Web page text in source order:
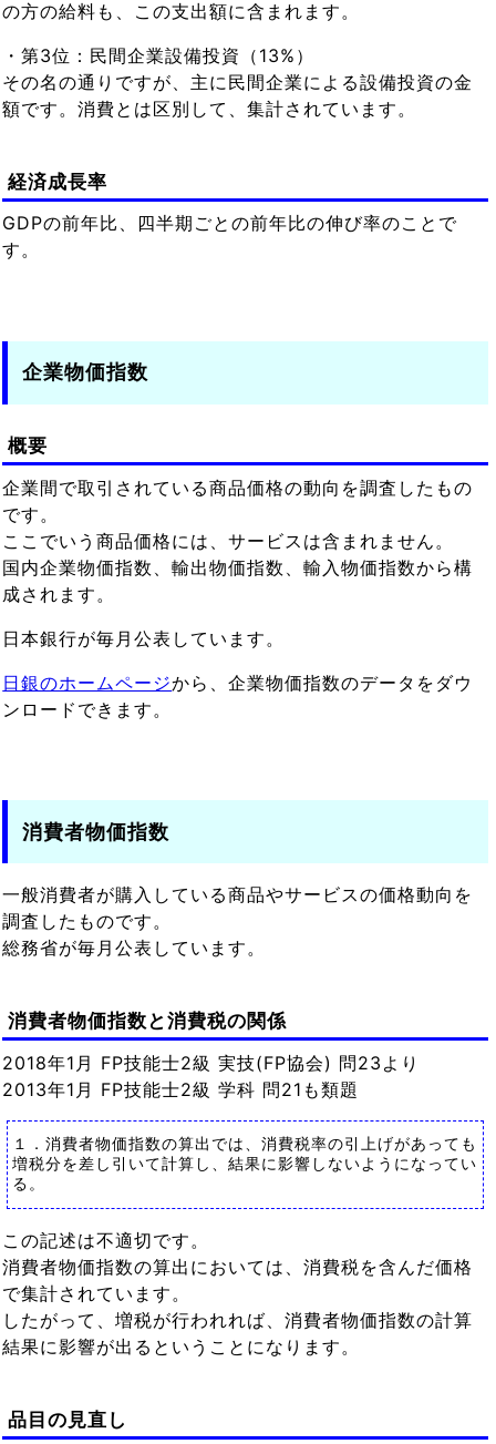
の方の給料も、この支出額に含まれます。
・第3位：民間企業設備投資（13%）
その名の通りですが、主に民間企業による設備投資の金
額です。消費とは区別して、集計されています。
経済成長率
GDPの前年比、四半期ごとの前年比の伸び率のことで
す。
企業物価指数
概要
企業間で取引されている商品価格の動向を調査したもの
です。
ここでいう商品価格には、サービスは含まれません。
国内企業物価指数、輸出物価指数、輸入物価指数から構
成されます。
日本銀行が毎月公表しています。
日銀のホームページから、企業物価指数のデータをダウ
ンロードできます。
消費者物価指数
一般消費者が購入している商品やサービスの価格動向を
調査したものです。
総務省が毎月公表しています。
消費者物価指数と消費税の関係
2018年1月 FP技能士2級 実技(FP協会) 問23より
2013年1月 FP技能士2級 学科 問21も類題
１．消費者物価指数の算出では、消費税率の引上げがあっても
増税分を差し引いて計算し、結果に影響しないようになってい
る。
この記述は不適切です。
消費者物価指数の算出においては、消費税を含んだ価格
で集計されています。
したがって、増税が行われれば、消費者物価指数の計算
結果に影響が出るということになります。
品目の見直し